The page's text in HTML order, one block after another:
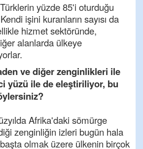
yüzde 85'i oturduğu
işini kuranların sayısı da
hizmet sektöründe,
alanlarda ülkeye
ve diğer zenginlikleri ile
yüzü ile de eleştiriliyor, bu
Afrika'daki sömürge
zenginliğin izleri bugün hala
olmak üzere ülkenin birçok